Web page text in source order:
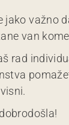
jako važno
van
rad